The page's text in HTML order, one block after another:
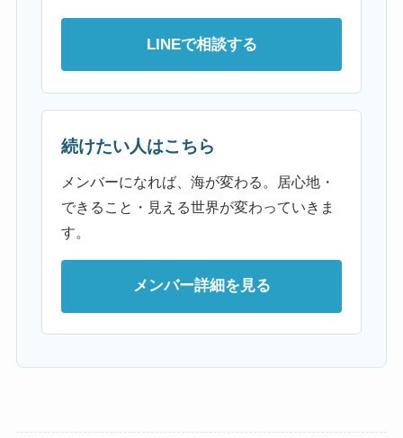
LINEで相談する
続けたい人はこちら
メンバーになれば、海が変わる。居心地・
できること・見える世界が変わっていきま
す。
メンバー詳細を見る